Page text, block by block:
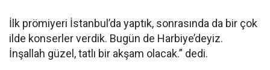
İlk prömiyeri İstanbul’da yaptık, sonrasında da bir çok
ilde konserler verdik. Bugün de Harbiye’deyiz.
İnşallah güzel, tatlı bir akşam olacak.” dedi.